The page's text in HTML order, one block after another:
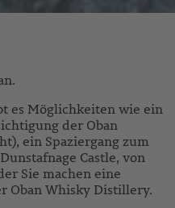
es Möglichkeiten wie ein
der Oban
ein Spaziergang zum
Castle, von
Sie machen eine
Oban Whisky Distillery.